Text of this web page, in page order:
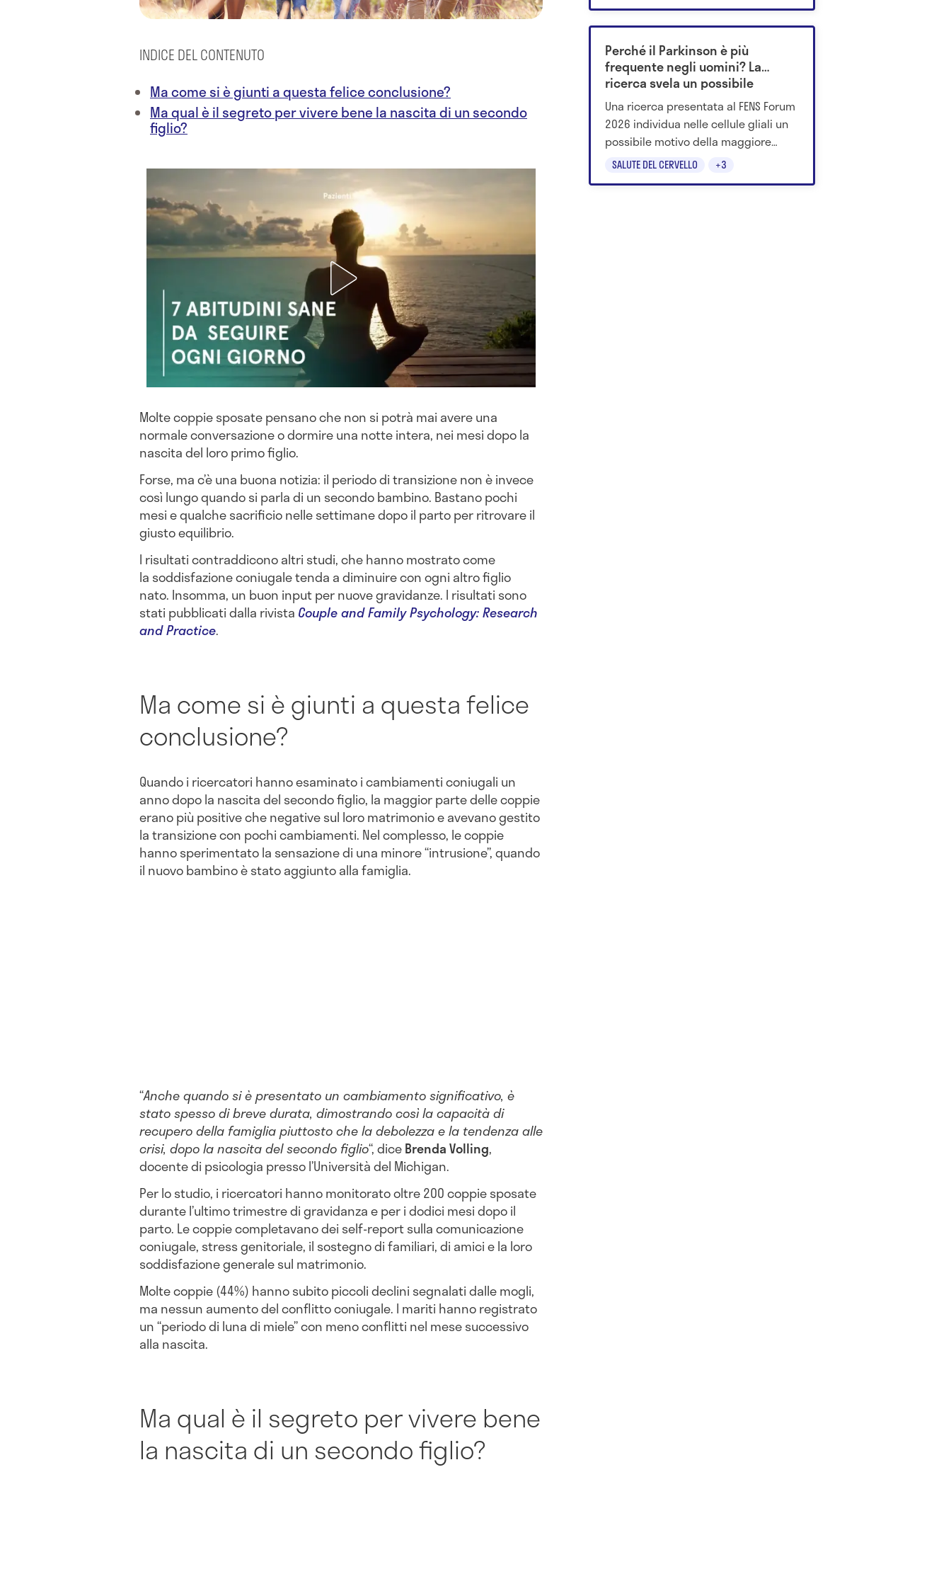
INDICE DEL CONTENUTO
Ma come si è giunti a questa felice conclusione?
Ma qual è il segreto per vivere bene la nascita di un secondo
figlio?
Molte coppie sposate pensano che non si potrà mai avere una
normale conversazione o dormire una notte intera, nei mesi dopo la
nascita del loro primo figlio.
Forse, ma c’è una buona notizia: il periodo di transizione non è invece
così lungo quando si parla di un secondo bambino. Bastano pochi
mesi e qualche sacrificio nelle settimane dopo il parto per ritrovare il
giusto equilibrio.
I risultati contraddicono altri studi, che hanno mostrato come
la soddisfazione coniugale tenda a diminuire con ogni altro figlio
nato. Insomma, un buon input per nuove gravidanze. I risultati sono
stati pubblicati dalla rivista Couple and Family Psychology: Research
and Practice.
Ma come si è giunti a questa felice
conclusione?
Quando i ricercatori hanno esaminato i cambiamenti coniugali un
anno dopo la nascita del secondo figlio, la maggior parte delle coppie
erano più positive che negative sul loro matrimonio e avevano gestito
la transizione con pochi cambiamenti. Nel complesso, le coppie
hanno sperimentato la sensazione di una minore “intrusione”, quando
il nuovo bambino è stato aggiunto alla famiglia.
“Anche quando si è presentato un cambiamento significativo, è
stato spesso di breve durata, dimostrando così la capacità di
recupero della famiglia piuttosto che la debolezza e la tendenza alle
crisi, dopo la nascita del secondo figlio“, diceBrenda Volling,
docente di psicologia presso l’Università del Michigan.
Per lo studio, i ricercatori hanno monitorato oltre 200 coppie sposate
durante l’ultimo trimestre di gravidanza e per i dodici mesi dopo il
parto. Le coppie completavano dei self-report sulla comunicazione
coniugale, stress genitoriale, il sostegno di familiari, di amici e la loro
soddisfazione generale sul matrimonio.
Molte coppie (44%) hanno subito piccoli declini segnalati dalle mogli,
ma nessun aumento del conflitto coniugale. I mariti hanno registrato
un “periodo di luna di miele” con meno conflitti nel mese successivo
alla nascita.
Ma qual è il segreto per vivere bene
la nascita di un secondo figlio?
SALUTE DEL CERVELLO +3
Perché il Parkinson è più
frequente negli uomini? La
ricerca svela un possibile
meccanismo
Una ricerca presentata al FENS Forum
2026 individua nelle cellule gliali un
possibile motivo della maggiore
incidenza del Parkinson negli uomini.